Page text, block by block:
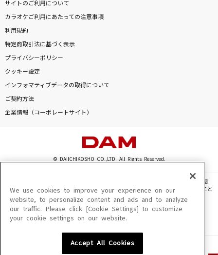
サイトのご利用について
カラオケご利用にあたっての注意事項
利用規約
特定商取引法に基づく表示
プライバシーポリシー
クッキー設定
インフォマティブデータの取得について
ご契約方法
企業情報（コーポレートサイト）
© DAIICHIKOSHO CO.,LTD. All Rights Reserved.
このサイトに掲載されている一切の文章・画像・写真・動画・音声等を、手段や形態
を問わず、著作権法の定める範囲を超えて無断で複製、転載、ファイル化などすること
を禁じます。
楽曲及びコンテンツは、機種によりご利用いただけない場合があります。
楽曲及びコンテンツの配信日、配信内容が変更になる場合があります。
We use cookies to improve your experience on our
website, to personalize content and ads and to analyze
our traffic. Please click [Cookie Settings] to customize
your cookie settings on our website.
Accept All Cookies